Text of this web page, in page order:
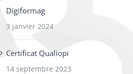
Digiformag
3 janvier 2024
Certificat Qualiopi
14 septembre 2023